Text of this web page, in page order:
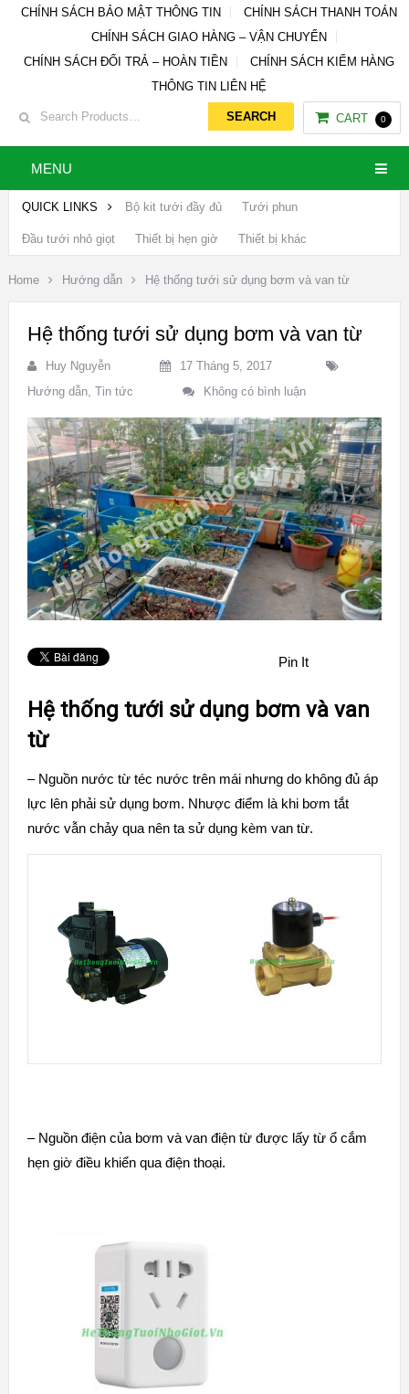
CHÍNH SÁCH BẢO MẬT THÔNG TIN
CHÍNH SÁCH THANH TOÁN
CHÍNH SÁCH GIAO HÀNG – VẬN CHUYỂN
CHÍNH SÁCH ĐỔI TRẢ – HOÀN TIỀN
CHÍNH SÁCH KIỂM HÀNG
THÔNG TIN LIÊN HỆ
CART 0
MENU
QUICK LINKS Bộ kit tưới đầy đủ Tưới phun
Đầu tưới nhỏ giọt Thiết bị hẹn giờ Thiết bị khác
Home Hướng dẫn Hệ thống tưới sử dụng bơm và van từ
Hệ thống tưới sử dụng bơm và van từ
Huy Nguyễn
17 Tháng 5, 2017
Hướng dẫn, Tin tức Không có bình luận
Pin It
Hệ thống tưới sử dụng bơm và van
từ
– Nguồn nước từ téc nước trên mái nhưng do không đủ áp
lực lên phải sử dụng bơm. Nhược điểm là khi bơm tắt
nước vẫn chảy qua nên ta sử dụng kèm van từ.
– Nguồn điện của bơm và van điện từđược lấy từ ổ cắm
hẹn giờ điều khiển qua điện thoại.